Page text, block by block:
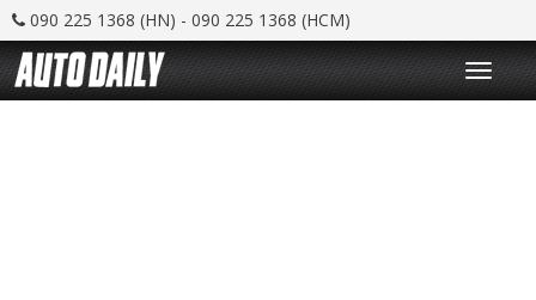
090 225 1368 (HN) - 090 225 1368 (HCM)
T
o
g